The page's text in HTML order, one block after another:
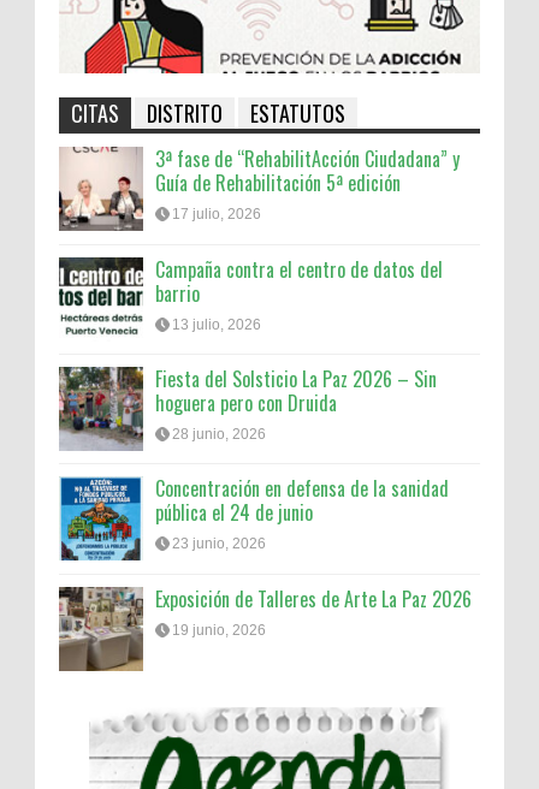
CITAS DISTRITO ESTATUTOS
3ª fase de “RehabilitAcción Ciudadana” y
Guía de Rehabilitación 5ª edición
17 julio, 2026
Campaña contra el centro de datos del
barrio
13 julio, 2026
Fiesta del Solsticio La Paz 2026 – Sin
hoguera pero con Druida
28 junio, 2026
Concentración en defensa de la sanidad
pública el 24 de junio
23 junio, 2026
Exposición de Talleres de Arte La Paz 2026
19 junio, 2026